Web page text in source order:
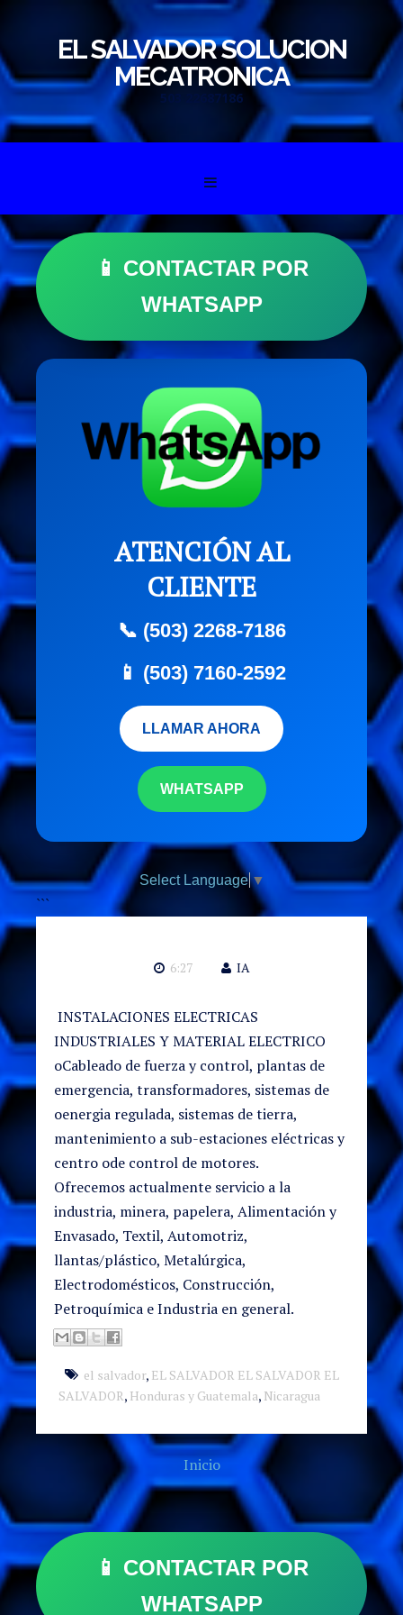
EL SALVADOR SOLUCION
MECATRONICA
503 22687186
Skip to content
📱 CONTACTAR POR
WHATSAPP
ATENCIÓN AL
CLIENTE
📞 (503) 2268-7186
📱 (503) 7160-2592
LLAMAR AHORA
WHATSAPP
Select Language▼
```
6:27 IA
INSTALACIONES ELECTRICAS
INDUSTRIALES Y MATERIAL ELECTRICO
oCableado de fuerza y control, plantas de
emergencia, transformadores, sistemas de
oenergia regulada, sistemas de tierra,
mantenimiento a sub-estaciones eléctricas y
centro ode control de motores.
Ofrecemos actualmente servicio a la
industria, minera, papelera, Alimentación y
Envasado, Textil, Automotriz,
llantas/plástico, Metalúrgica,
Electrodomésticos, Construcción,
Petroquímica e Industria en general.
el salvador, EL SALVADOR EL SALVADOR EL
SALVADOR, Honduras y Guatemala, Nicaragua
Inicio
📱 CONTACTAR POR
WHATSAPP